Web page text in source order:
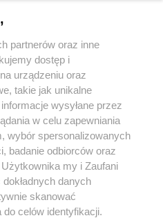
Instagram Youtube
partnerów oraz inne
dostęp i
urządzeniu oraz
takie jak unikalne
wysyłane przez
w celu zapewniania
wybór spersonalizowanych
badanie odbiorców oraz
Użytkownika my i Zaufani
danych
skanować
celów identyfikacji.